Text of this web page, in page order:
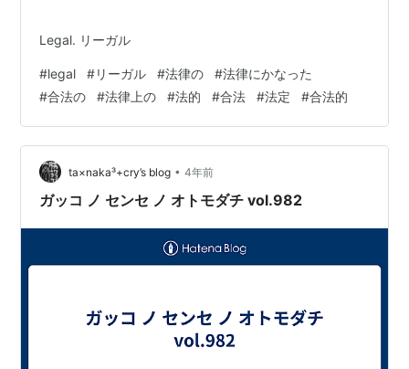
Legal. リーガル
#legal #リーガル #法律の #法律にかなった
#合法の #法律上の #法的 #合法 #法定 #合法的
ta×naka³+cry’s blog • 4年前
ガッコ ノ センセ ノ オトモダチ vol.982